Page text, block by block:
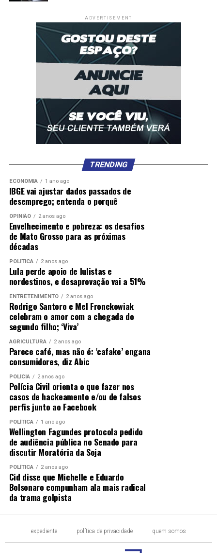
ADVERTISEMENT
TRENDING
ECONOMIA 1 ano ago
IBGE vai ajustar dados passados de
desemprego; entenda o porquê
OPINIÃO 2 anos ago
Envelhecimento e pobreza: os desafios
de Mato Grosso para as próximas
décadas
POLÍTICA 2 anos ago
Lula perde apoio de lulistas e
nordestinos, e desaprovação vai a 51%
ENTRETENIMENTO 2 anos ago
Rodrigo Santoro e Mel Fronckowiak
celebram o amor com a chegada do
segundo filho; ‘Viva’
AGRICULTURA 2 anos ago
Parece café, mas não é: ‘cafake’ engana
consumidores, diz Abic
POLÍCIA 2 anos ago
Polícia Civil orienta o que fazer nos
casos de hackeamento e/ou de falsos
perfis junto ao Facebook
POLÍTICA 1 ano ago
Wellington Fagundes protocola pedido
de audiência pública no Senado para
discutir Moratória da Soja
POLÍTICA 2 anos ago
Cid disse que Michelle e Eduardo
Bolsonaro compunham ala mais radical
da trama golpista
expediente política de privacidade quem somos